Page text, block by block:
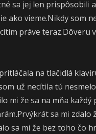
sa jej len prispôsobili
ako vieme.Nikdy som
práve teraz.Dôveru
na tlačidlá
už necítila tú
mi že sa na mňa každý
sa mi zdalo
sa mi že bez toho čo